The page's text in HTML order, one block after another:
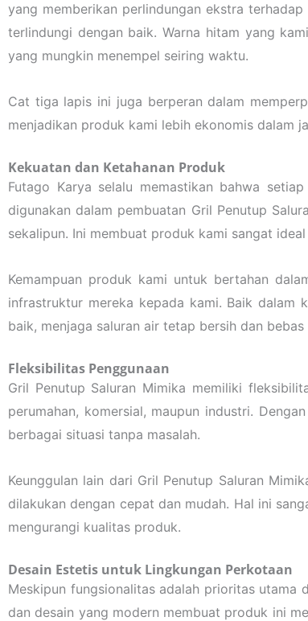
yang memberikan perlindungan ekstra
terlindungi dengan baik. Warna hitam yang
yang mungkin menempel seiring waktu.
Cat tiga lapis ini juga berperan dalam
menjadikan produk kami lebih ekonomis dalam
Kekuatan dan Ketahanan Produk
Futago Karya selalu memastikan bahwa
digunakan dalam pembuatan Gril Penutup
sekalipun. Ini membuat produk kami sangat
Kemampuan produk kami untuk bertahan
infrastruktur mereka kepada kami. Baik dalam
baik, menjaga saluran air tetap bersih dan
Fleksibilitas Penggunaan
Gril Penutup Saluran Mimika memiliki
perumahan, komersial, maupun industri.
berbagai situasi tanpa masalah.
Keunggulan lain dari Gril Penutup Saluran
dilakukan dengan cepat dan mudah. Hal ini
mengurangi kualitas produk.
Desain Estetis untuk Lingkungan Perkotaan
Meskipun fungsionalitas adalah prioritas utama
dan desain yang modern membuat produk ini